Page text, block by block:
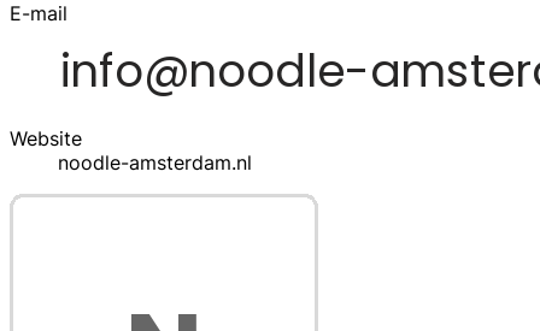
E-mail
Website
noodle-amsterdam.nl